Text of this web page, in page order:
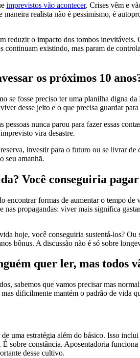
imprevistos vão acontecer. Crises vêm e
realista não é pessimismo, é
reduzir o impacto dos tombos
continuam existindo, mas param de
os próximos 10
se fosse preciso ter uma planilha digna
desse jeito e o que precisa guardar
pessoas nunca parou para fazer essas
vira desastre.
investir para o futuro ou se livrar
seu amanhã.
Você conseguiria
encontrar formas de aumentar o tempo
nas propagandas: viver mais significa
hoje, você conseguiria sustentá-los?
bônus. A discussão não é só sobre
quer ler, mas todos
sabemos que vamos precisar mas
dificilmente mantém o padrão de
uma estratégia além do básico. Isso
sobre constância. Aposentadoria
desse cultivo.